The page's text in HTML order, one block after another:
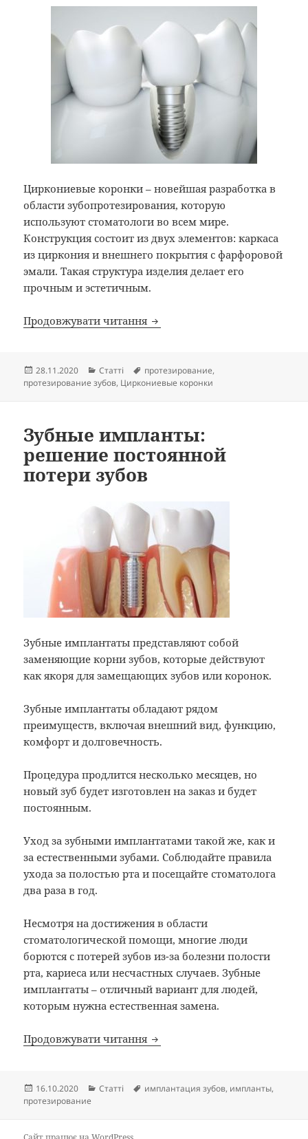
Циркониевые коронки – новейшая разработка в
области зубопротезирования, которую
используют стоматологи во всем мире.
Конструкция состоит из двух элементов: каркаса
из циркония и внешнего покрытия с фарфоровой
эмали. Такая структура изделия делает его
прочным и эстетичным.
Продовжувати читання Циркониевые коронки: их
Опубліковано
28.11.2020 Категорії
Статті Позначки
протезирование,
протезирование зубов, Циркониевые коронки
Зубные импланты:
решение постоянной
потери зубов
Зубные имплантаты представляют собой
заменяющие корни зубов, которые действуют
как якоря для замещающих зубов или коронок.
Зубные имплантаты обладают рядом
преимуществ, включая внешний вид, функцию,
комфорт и долговечность.
Процедура продлится несколько месяцев, но
новый зуб будет изготовлен на заказ и будет
постоянным.
Уход за зубными имплантатами такой же, как и
за естественными зубами. Соблюдайте правила
ухода за полостью рта и посещайте стоматолога
два раза в год.
Несмотря на достижения в области
стоматологической помощи, многие люди
борются с потерей зубов из-за болезни полости
рта, кариеса или несчастных случаев. Зубные
имплантаты – отличный вариант для людей,
которым нужна естественная замена.
Продовжувати читання Зубные импланты: решение
Опубліковано
16.10.2020 Категорії
Статті Позначки
имплантация зубов, импланты,
протезирование